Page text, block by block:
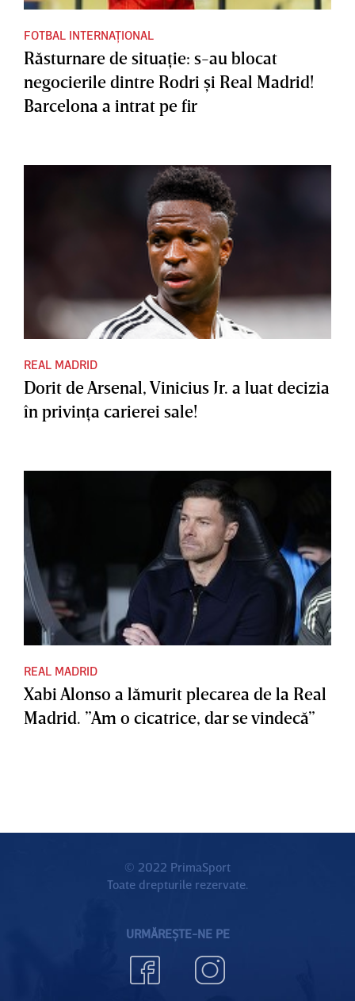
FOTBAL INTERNAȚIONAL
Răsturnare de situaţie: s-au blocat
negocierile dintre Rodri şi Real Madrid!
Barcelona a intrat pe fir
REAL MADRID
Dorit de Arsenal, Vinicius Jr. a luat decizia
în privinţa carierei sale!
REAL MADRID
Xabi Alonso a lămurit plecarea de la Real
Madrid. ”Am o cicatrice, dar se vindecă”
© 2022 PrimaSport
Toate drepturile rezervate.
URMĂREȘTE-NE PE